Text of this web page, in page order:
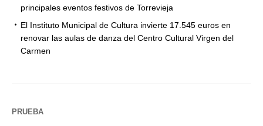
principales eventos festivos de Torrevieja
El Instituto Municipal de Cultura invierte 17.545 euros en
renovar las aulas de danza del Centro Cultural Virgen del
Carmen
PRUEBA